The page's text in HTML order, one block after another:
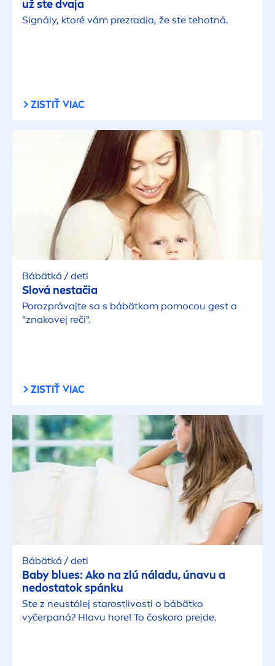
už ste dvaja
Signály, ktoré vám prezradia, že ste tehotná.
ZISTIŤ VIAC
Bábätká / deti
Slová nestačia
Porozprávajte sa s bábätkom pomocou gest a
"znakovej reči".
ZISTIŤ VIAC
Bábätká / deti
Baby blues: Ako na zlú náladu, únavu a
nedostatok spánku
Ste z neustálej starostlivosti o bábätko
vyčerpaná? Hlavu hore! To čoskoro prejde.